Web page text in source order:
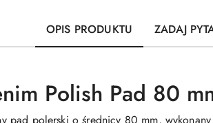
OPIS PRODUKTU ZADAJ
Polish Pad 80